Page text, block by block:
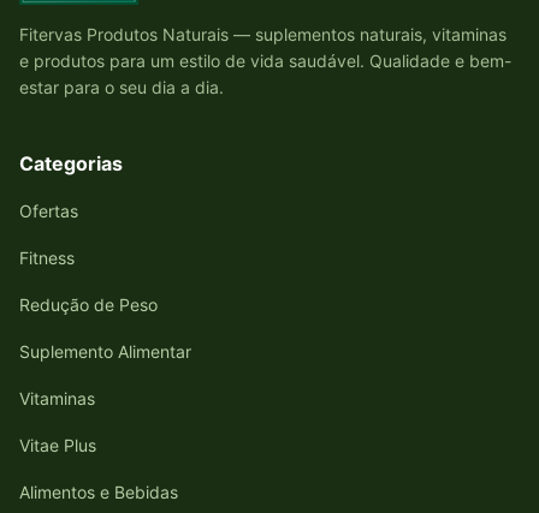
Fitervas Produtos Naturais — suplementos naturais, vitaminas
e produtos para um estilo de vida saudável. Qualidade e bem-
estar para o seu dia a dia.
Categorias
Ofertas
Fitness
Redução de Peso
Suplemento Alimentar
Vitaminas
Vitae Plus
Alimentos e Bebidas